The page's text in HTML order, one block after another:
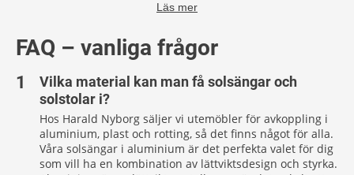
Läs mer
FAQ – vanliga frågor
Vilka material kan man få solsängar och
solstolar i?
Hos Harald Nyborg säljer vi utemöbler för avkoppling i
aluminium, plast och rotting, så det finns något för alla.
Våra solsängar i aluminium är det perfekta valet för dig
som vill ha en kombination av lättviktsdesign och styrka.